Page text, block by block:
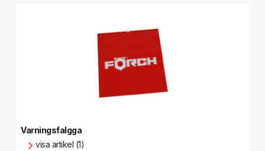
Varningsfalgga
visa artikel (1)